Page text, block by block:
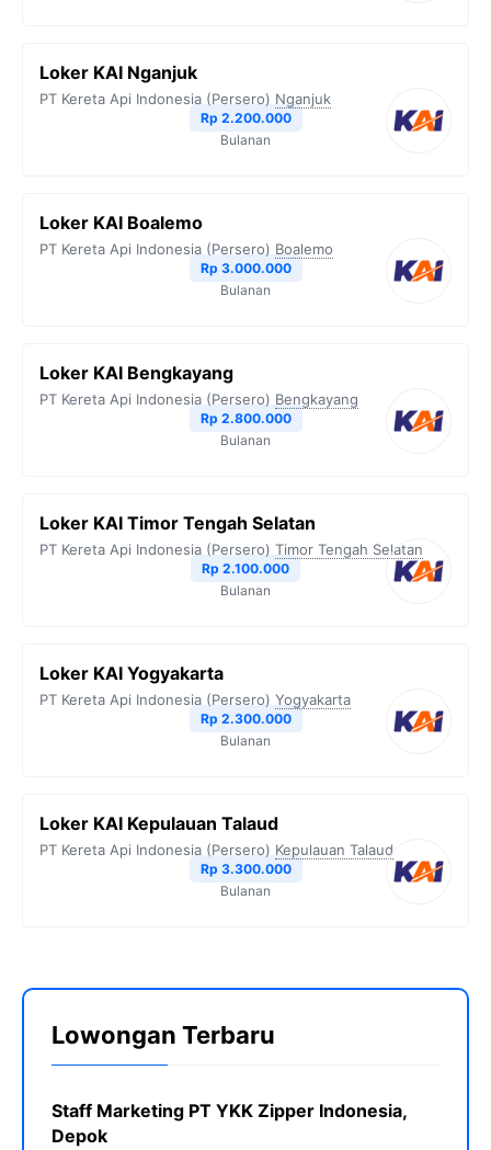
Loker KAI Nganjuk
PT Kereta Api Indonesia (Persero) Nganjuk
Rp 2.200.000
Bulanan
Loker KAI Boalemo
PT Kereta Api Indonesia (Persero) Boalemo
Rp 3.000.000
Bulanan
Loker KAI Bengkayang
PT Kereta Api Indonesia (Persero) Bengkayang
Rp 2.800.000
Bulanan
Loker KAI Timor Tengah Selatan
PT Kereta Api Indonesia (Persero) Timor Tengah Selatan
Rp 2.100.000
Bulanan
Loker KAI Yogyakarta
PT Kereta Api Indonesia (Persero) Yogyakarta
Rp 2.300.000
Bulanan
Loker KAI Kepulauan Talaud
PT Kereta Api Indonesia (Persero) Kepulauan Talaud
Rp 3.300.000
Bulanan
Lowongan Terbaru
Staff Marketing PT YKK Zipper Indonesia,
Depok